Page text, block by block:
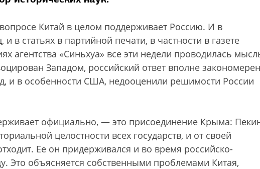
Китай в целом поддерживает Россию. И в
в статьях в партийной печати, в частности в газете
агентства «Синьхуа» все эти недели проводилась
Западом, российский ответ вполне
и в особенности США, недооценили решимости России
официально, — это присоединение Крыма:
целостности всех государств, и от своей
Ее он придерживался и во время российско-
Это объясняется собственными проблемами Китая,